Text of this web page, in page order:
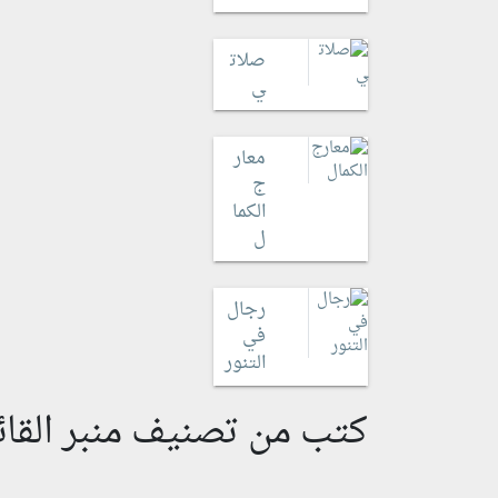
صلات
ي
معار
ج
الكما
ل
رجال
في
التنور
كتب من تصنيف منبر